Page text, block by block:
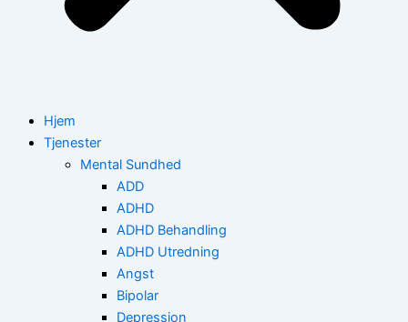
Hjem
Tjenester
Mental Sundhed
ADD
ADHD
ADHD Behandling
ADHD Utredning
Angst
Bipolar
Depression